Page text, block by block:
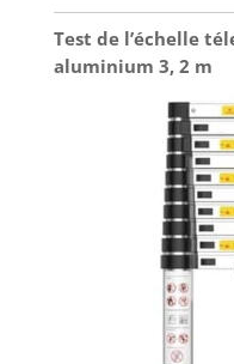
Test de l’échelle
aluminium 3, 2 m